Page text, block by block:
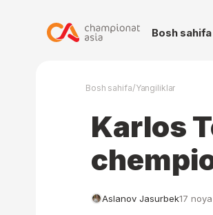
Bosh sahifa
Bosh sahifa/Yangiliklar
Karlos
Aslanov Jasurbek17